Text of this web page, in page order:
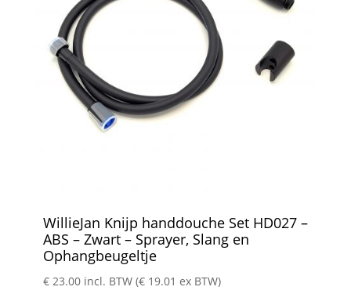
WillieJan Knijp handdouche Set HD027 –
ABS – Zwart – Sprayer, Slang en
Ophangbeugeltje
€23.00 incl. BTW (€19.01 ex BTW)